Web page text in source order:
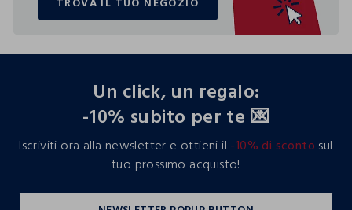
TROVA IL TUO NEGOZIO
Un click, un regalo:
-10% subito per te 💌
Iscriviti ora alla newsletter e ottieni il -10% di sconto sul
tuo prossimo acquisto!